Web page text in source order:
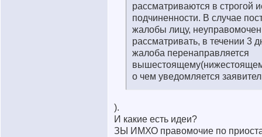
рассматриваются в строгой
подчиненности. В случае
жалобы лицу,
рассматривать, в течении 3
жалоба перенаправляется
о чем уведомляется
).
И какие есть идеи?
ЗЫ ИМХО правомочие по